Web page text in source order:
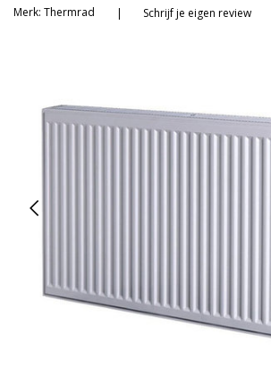
Merk: Thermrad | Schrijf je eigen review